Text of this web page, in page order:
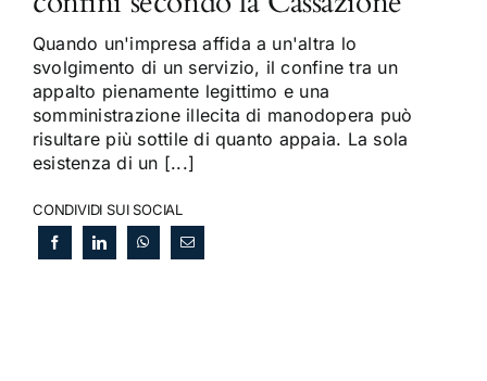
Quando un'impresa affida a un'altra lo
svolgimento di un servizio, il confine tra un
appalto pienamente legittimo e una
somministrazione illecita di manodopera può
risultare più sottile di quanto appaia. La sola
esistenza di un [...]
CONDIVIDI SUI SOCIAL